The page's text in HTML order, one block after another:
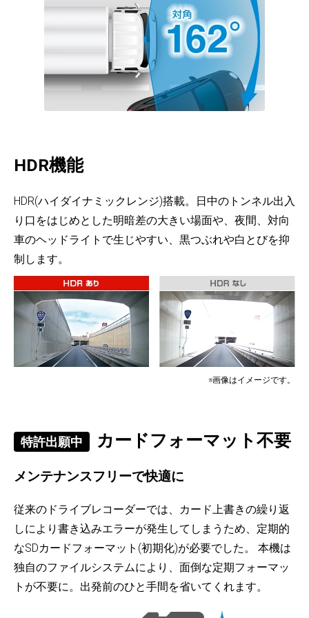
HDR機能
HDR(ハイダイナミックレンジ)搭載。日中のトンネル出入
り口をはじめとした明暗差の大きい場面や、夜間、対向
車のヘッドライトで生じやすい、黒つぶれや白とびを抑
制します。
※画像はイメージです。
特許出願中 カードフォーマット不要
メンテナンスフリーで快適に
従来のドライブレコーダーでは、カード上書きの繰り返
しにより書き込みエラーが発生してしまうため、定期的
なSDカードフォーマット(初期化)が必要でした。 本機は
独自のファイルシステムにより、面倒な定期フォーマッ
トが不要に。出発前のひと手間を省いてくれます。